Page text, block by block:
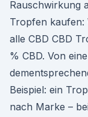
Rauschwirkung
Tropfen kaufen:
alle CBD CBD
% CBD. Von
Beispiel: ein
nach Marke –